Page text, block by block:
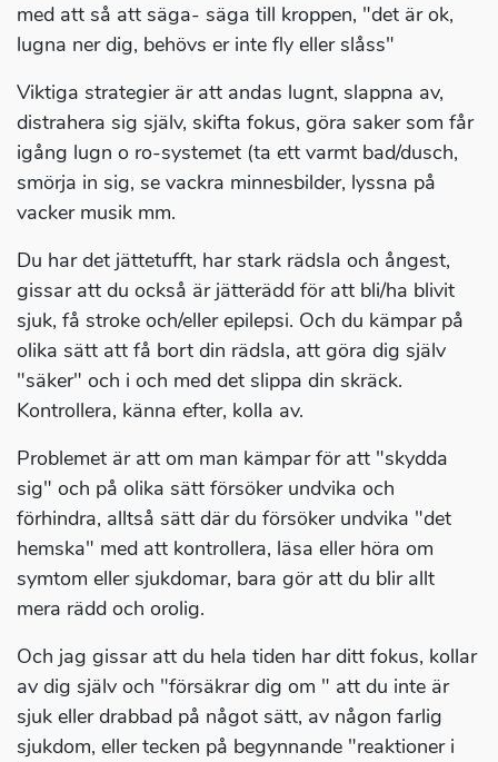
med att så att säga- säga till kroppen, "det är ok,
lugna ner dig, behövs er inte fly eller slåss"
Viktiga strategier är att andas lugnt, slappna av,
distrahera sig själv, skifta fokus, göra saker som får
igång lugn o ro-systemet (ta ett varmt bad/dusch,
smörja in sig, se vackra minnesbilder, lyssna på
vacker musik mm.
Du har det jättetufft, har stark rädsla och ångest,
gissar att du också är jätterädd för att bli/ha blivit
sjuk, få stroke och/eller epilepsi. Och du kämpar på
olika sätt att få bort din rädsla, att göra dig själv
"säker" och i och med det slippa din skräck.
Kontrollera, känna efter, kolla av.
Problemet är att om man kämpar för att "skydda
sig" och på olika sätt försöker undvika och
förhindra, alltså sätt där du försöker undvika "det
hemska" med att kontrollera, läsa eller höra om
symtom eller sjukdomar, bara gör att du blir allt
mera rädd och orolig.
Och jag gissar att du hela tiden har ditt fokus, kollar
av dig själv och "försäkrar dig om " att du inte är
sjuk eller drabbad på något sätt, av någon farlig
sjukdom, eller tecken på begynnande "reaktioner i